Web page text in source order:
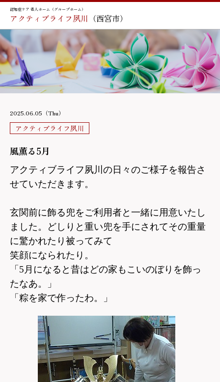
認知症ケア 老人ホーム（グループホーム）
アクティブライフ夙川 （西宮市）
2025.06.05（Thu）
アクティブライフ夙川
風薫る5月
アクティブライフ夙川の日々のご様子を報告さ
せていただきます。
玄関前に飾る兜をご利用者と一緒に用意いたし
ました。
どしりと重い兜を手にされてその重量
に驚かれたり被ってみて
笑顔になられたり。
「5月になると昔はどの家もこいのぼりを飾っ
たなあ。」
「粽を家で作ったわ。」